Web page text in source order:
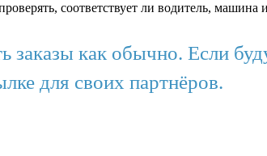
соответствует ли водитель, машина
заказы как обычно. Если
для своих партнёров.